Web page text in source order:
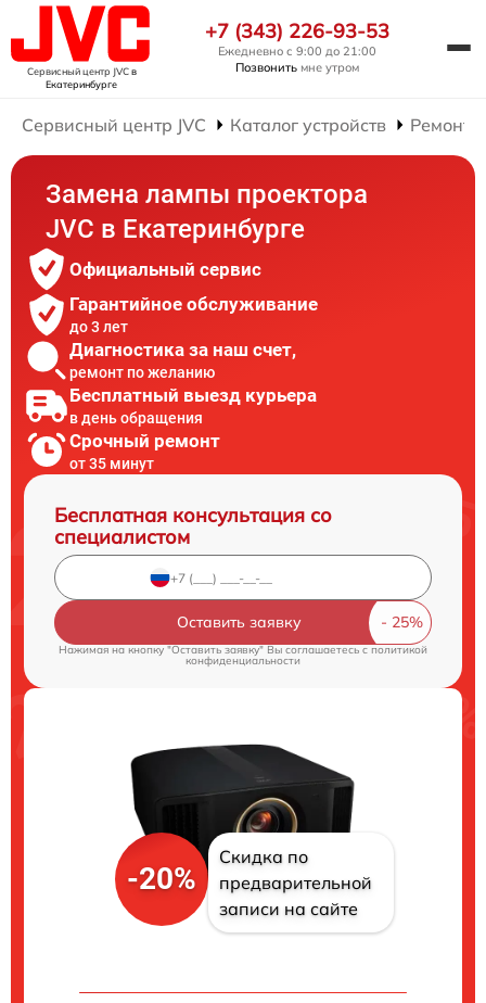
Сервисный центр JVCв
Екатеринбурге
+7 (343) 226-93-53
Ежедневно с 9:00 до 21:00
Позвонить мне утром
Сервисный центр JVC Каталог устройств Ремонт
Замена лампы проектора
JVC в Екатеринбурге
Официальный сервис
Гарантийное обслуживание
до 3 лет
Диагностика за наш счет,
ремонт по желанию
Бесплатный выезд курьера
в день обращения
Срочный ремонт
от 35 минут
Бесплатная консультация со
специалистом
Оставить заявку
Нажимая на кнопку "Оставить заявку" Вы соглашаетесь cполитикой
конфиденциальности
-20%
Скидка по
предварительной
записи на сайте